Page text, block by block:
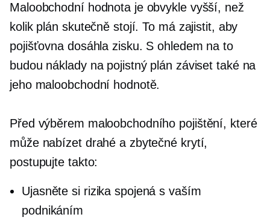
Maloobchodní hodnota je obvykle vyšší, než
kolik plán skutečně stojí. To má zajistit, aby
pojišťovna dosáhla zisku. S ohledem na to
budou náklady na pojistný plán záviset také na
jeho maloobchodní hodnotě.
Před výběrem maloobchodního pojištění, které
může nabízet drahé a zbytečné krytí,
postupujte takto:
Ujasněte si rizika spojená s vaším
podnikáním